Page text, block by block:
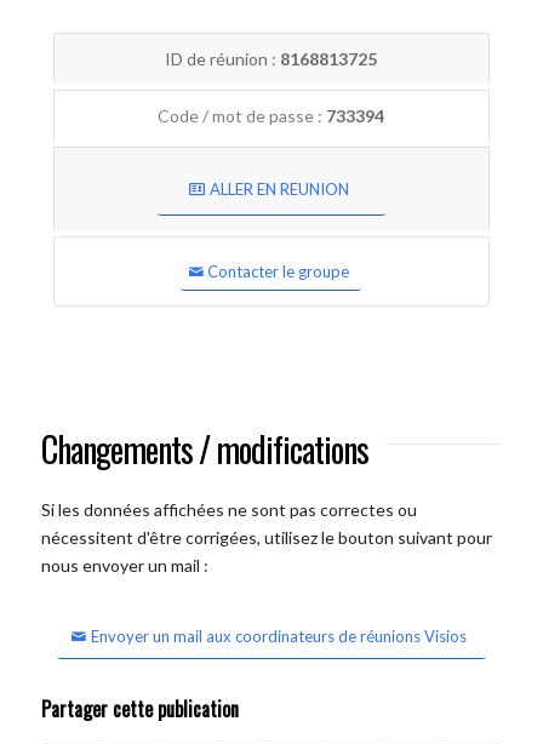
ID de réunion : 8168813725
Code / mot de passe : 733394
ALLER EN REUNION
Contacter le groupe
Changements / modifications
Si les données affichées ne sont pas correctes ou
nécessitent d'être corrigées, utilisez le bouton suivant pour
nous envoyer un mail :
Envoyer un mail aux coordinateurs de réunions Visios
Partager cette publication